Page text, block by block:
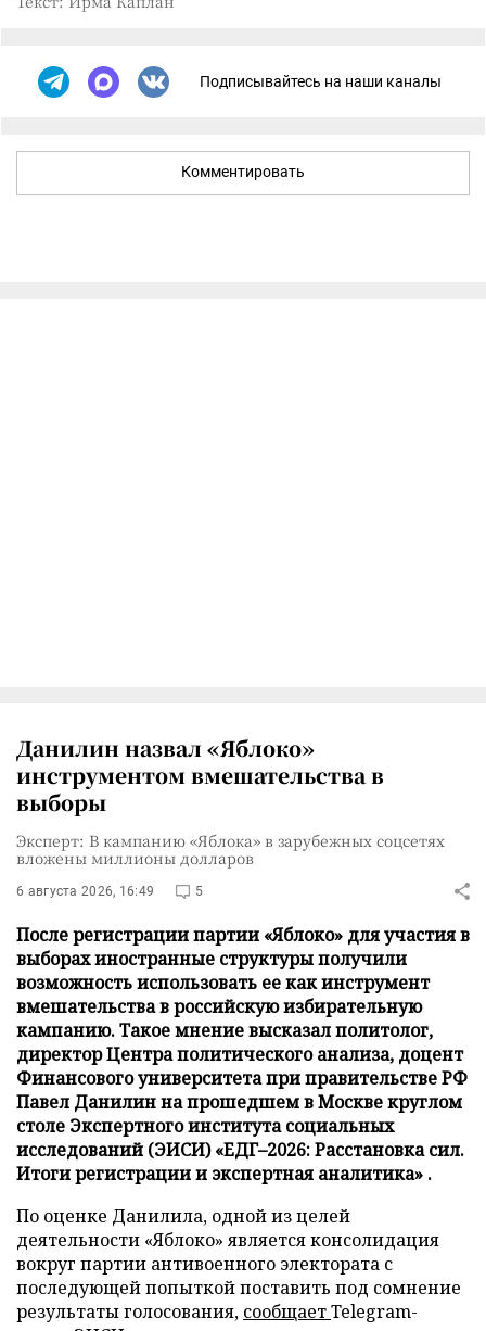
Подписывайтесь на наши каналы
Комментировать
Данилин назвал «Яблоко»
инструментом вмешательства в
выборы
Эксперт: В кампанию «Яблока» в зарубежных соцсетях
вложены миллионы долларов
6 августа 2026, 16:49 5
После регистрации партии «Яблоко» для участия в
выборах иностранные структуры получили
возможность использовать ее как инструмент
вмешательства в российскую избирательную
кампанию. Такое мнение высказал политолог,
директор Центра политического анализа, доцент
Финансового университета при правительстве РФ
Павел Данилин на прошедшем в Москве круглом
столе Экспертного института социальных
исследований (ЭИСИ) «ЕДГ–2026: Расстановка сил.
Итоги регистрации и экспертная аналитика» .
По оценке Данилила, одной из целей
деятельности «Яблоко» является консолидация
вокруг партии антивоенного электората с
последующей попыткой поставить под сомнение
результаты голосования, сообщаетTelegram-